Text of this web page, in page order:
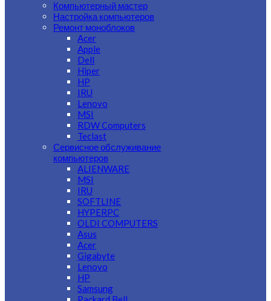
Компьютерный мастер
Настройка компьютеров
Ремонт моноблоков
Acer
Apple
Dell
Hiper
HP
IRU
Lenovo
MSI
RDW Computers
Teclast
Сервисное обслуживание
компьютеров
ALIENWARE
MSI
IRU
SOFTLINE
HYPERPC
OLDI COMPUTERS
Asus
Acer
Gigabyte
Lenovo
HP
Samsung